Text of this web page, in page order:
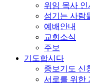
위임 목사 인
섬기는 사람
예배안내
교회소식
주보
기도합시다
중보기도 신
서로를 위한